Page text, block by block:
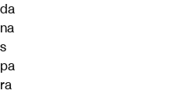
da
na
s
pa
ra